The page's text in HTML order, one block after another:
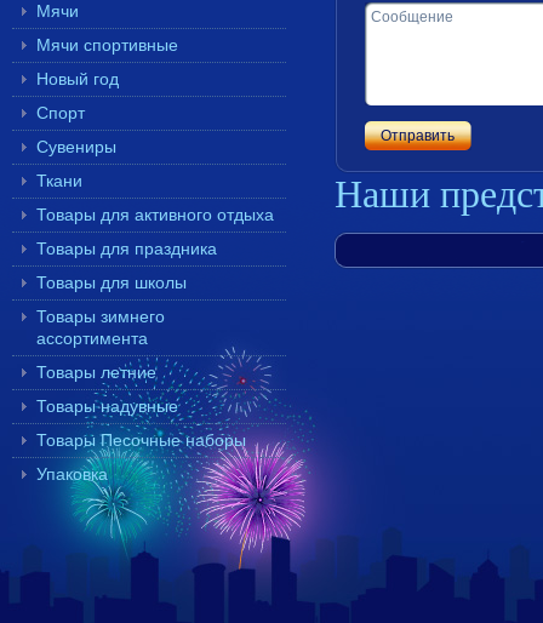
Мячи
Мячи спортивные
Новый год
Спорт
Сувениры
Ткани
Товары для активного отдыха
Товары для праздника
Товары для школы
Товары зимнего
ассортимента
Товары летние
Товары надувные
Товары Песочные наборы
Упаковка
Наши